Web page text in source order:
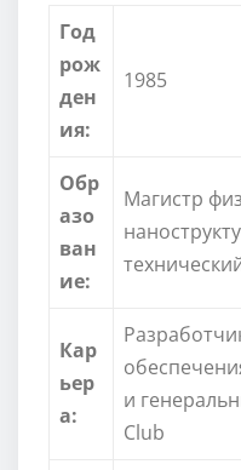
Год
рож
ден
ия:
1985
Обр
азо
ван
ие:
Магистр
Кар
ьер
а:
и
Club